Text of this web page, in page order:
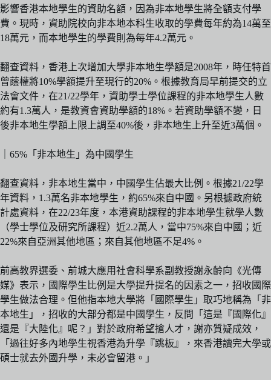
影響香港本地學生的資助名額，因為非本地學生將全額支付學
費。現時，資助院校向非本地本科生收取的學費每年約為14萬至
18萬元，而本地學生的學費則為每年4.2萬元。
翻查資料，香港上次增加大學非本地生學額是2008年，時任特首
曾蔭權將10%學額提升至現行的20%。根據教育局早前提交的立
法會文件，在21/22學年，資助學士學位課程的非本地學生人數
約有1.3萬人，是教資會資助學額的18%。若資助學額不變，日
後非本地生學額上限上調至40%後，非本地生上升至近3萬個。
｜65%「非本地生」為中國學生
翻查資料，非本地生當中，中國學生佔最大比例。根據21/22學
年資料，1.3萬名非本地學生，約65%來自中國。另根據政府統
計處資料，在22/23年度，本港資助課程的非本地學生就學人數
（學士學位及研究所課程）近2.2萬人，當中75%來自中國；近
22%來自亞洲其他地區；來自其他地區不足4%。
前高教界選委、前城大應用社會科學系副教授謝永齡向《光傳
媒》表示，國際學生比例是大學提升提名的因素之一，招收國際
學生做法合理。但他指本地大學將「國際學生」取巧地稱為「非
本地生」，招收的大部分都是中國學生，反問「這是『國際化』
還是『大陸化』呢？」對於政府希望搶人才，謝亦質疑成效，
「過往好多內地學生視香港為升學『跳板』，來香港讀完大學或
碩士就去外國升學，未必會留港。」